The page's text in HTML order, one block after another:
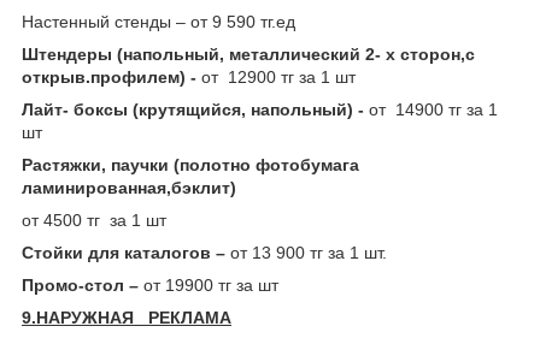
Настенный стенды – от 9 590 тг.ед
Штендеры (напольный, металлический 2- х сторон,с
открыв.профилем) - от 12900 тг за 1 шт
Лайт- боксы (крутящийся, напольный) - от 14900 тг за 1
шт
Растяжки, паучки (полотно фотобумага
ламинированная,бэклит)
от 4500 тг за 1 шт
Стойки для каталогов – от 13 900 тг за 1 шт.
Промо-стол – от 19900 тг за шт
9.НАРУЖНАЯ РЕКЛАМА